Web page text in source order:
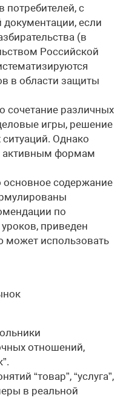
потребителей, с
если
(в
Российской
в области защиты
сочетание различных
игры, решение
Однако
активным формам
основное содержание
по
приведен
может использовать
отношений,
“товар”, “услуга”,
в реальной